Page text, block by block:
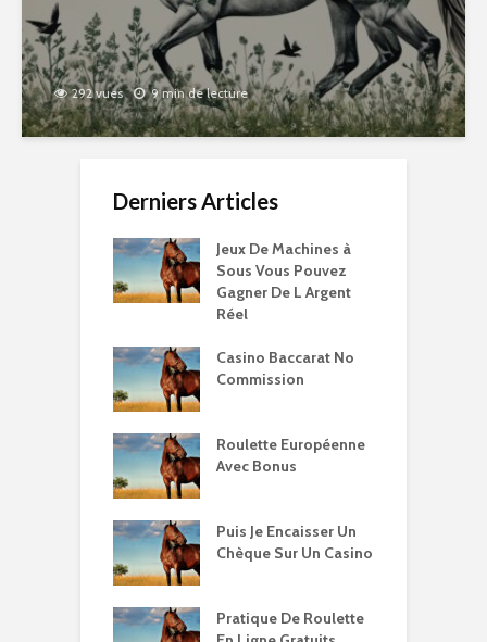
292 vues 9 min de lecture
Derniers Articles
Jeux De Machines à
Sous Vous Pouvez
Gagner De L Argent
Réel
Casino Baccarat No
Commission
Roulette Européenne
Avec Bonus
Puis Je Encaisser Un
Chèque Sur Un Casino
Pratique De Roulette